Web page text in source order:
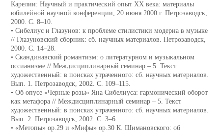
Карелии: Научный и практический опыт ХХ века: материалы
юбилейной научной конференции, 20 июня 2000 г. Петрозаводск,
2000. С. 8–10.
• Сибелиус и Глазунов: к проблеме стилистики модерна в музыке
// Глазуновский сборник: сб. научных материалов. Петрозаводск,
2000. С. 14–28.
• Скандинавский романтизм: о литературном и музыкальном
оссианизме // Междисциплинарный семинар – 5. Текст
художественный: в поисках утраченного: сб. научных материалов.
Вып. 1. Петрозаводск, 2002. C. 109–115.
• Об опусе «Черные розы» Яна Сибелиуса: гармонический оборот
как метафора // Междисциплинарный семинар – 5. Текст
художественный: в поисках утраченного: сб. научных материалов.
Вып. 2. Петрозаводск, 2002. C. 3–6.
• «Метопы» ор.29 и «Мифы» ор.30 К. Шимановского: об